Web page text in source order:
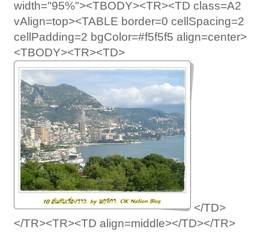
width="95%"><TBODY><TR><TD class=A2
vAlign=top><TABLE border=0 cellSpacing=2
cellPadding=2 bgColor=#f5f5f5 align=center>
<TBODY><TR><TD>
</TD>
</TR><TR><TD align=middle></TD></TR>